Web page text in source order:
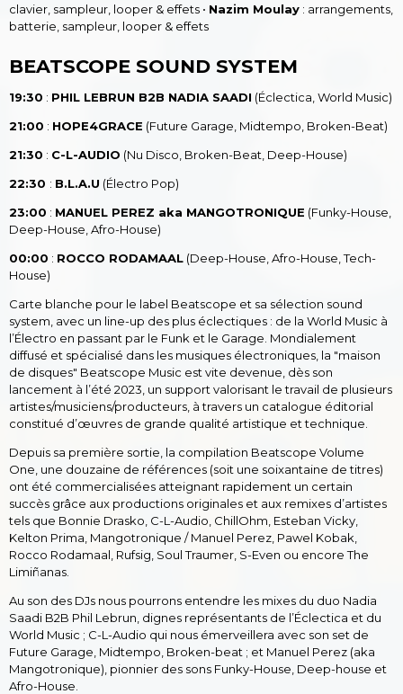
clavier, sampleur, looper & effets • Nazim Moulay : arrangements,
batterie, sampleur, looper & effets
BEATSCOPE SOUND SYSTEM
19:30 : PHIL LEBRUN B2B NADIA SAADI (Éclectica, World Music)
21:00 : HOPE4GRACE (Future Garage, Midtempo, Broken-Beat)
21:30 : C-L-AUDIO (Nu Disco, Broken-Beat, Deep-House)
22:30 : B.L.A.U (Électro Pop)
23:00 : MANUEL PEREZ aka MANGOTRONIQUE (Funky-House,
Deep-House, Afro-House)
00:00 : ROCCO RODAMAAL (Deep-House, Afro-House, Tech-
House)
Carte blanche pour le label Beatscope et sa sélection sound
system, avec un line-up des plus éclectiques : de la World Music à
l’Électro en passant par le Funk et le Garage. Mondialement
diffusé et spécialisé dans les musiques électroniques, la "maison
de disques" Beatscope Music est vite devenue, dès son
lancement à l’été 2023, un support valorisant le travail de plusieurs
artistes/musiciens/producteurs, à travers un catalogue éditorial
constitué d’œuvres de grande qualité artistique et technique.
Depuis sa première sortie, la compilation Beatscope Volume
One, une douzaine de références (soit une soixantaine de titres)
ont été commercialisées atteignant rapidement un certain
succès grâce aux productions originales et aux remixes d’artistes
tels que Bonnie Drasko, C-L-Audio, ChillOhm, Esteban Vicky,
Kelton Prima, Mangotronique / Manuel Perez, Pawel Kobak,
Rocco Rodamaal, Rufsig, Soul Traumer, S-Even ou encore The
Limiñanas.
Au son des DJs nous pourrons entendre les mixes du duo Nadia
Saadi B2B Phil Lebrun, dignes représentants de l’Éclectica et du
World Music ; C-L-Audio qui nous émerveillera avec son set de
Future Garage, Midtempo, Broken-beat ; et Manuel Perez (aka
Mangotronique), pionnier des sons Funky-House, Deep-house et
Afro-House.